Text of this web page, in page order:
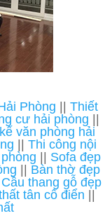
Phòng
Thiết
cư hải phòng
văn phòng hải
Thi công nội
Sofa đẹp
Bàn thờ đẹp
Cầu thang gỗ đẹp
tân cổ điển